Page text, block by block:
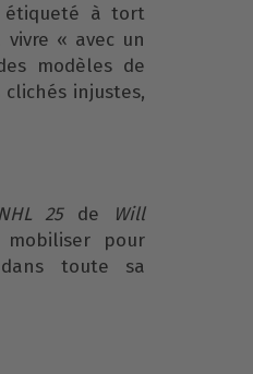
étiqueté à tort
« avec un
modèles de
injustes,
NHL 25de
Will
pour
toute sa